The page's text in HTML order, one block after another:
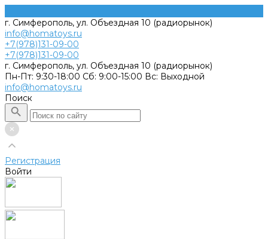
г. Симферополь, ул. Объездная 10 (радиорынок)
info@homatoys.ru
+7(978)131-09-00
+7(978)131-09-00
г. Симферополь, ул. Объездная 10 (радиорынок)
Пн-Пт: 9:30-18:00 Cб: 9:00-15:00 Вс: Выходной
info@homatoys.ru
Поиск
Регистрация
Войти